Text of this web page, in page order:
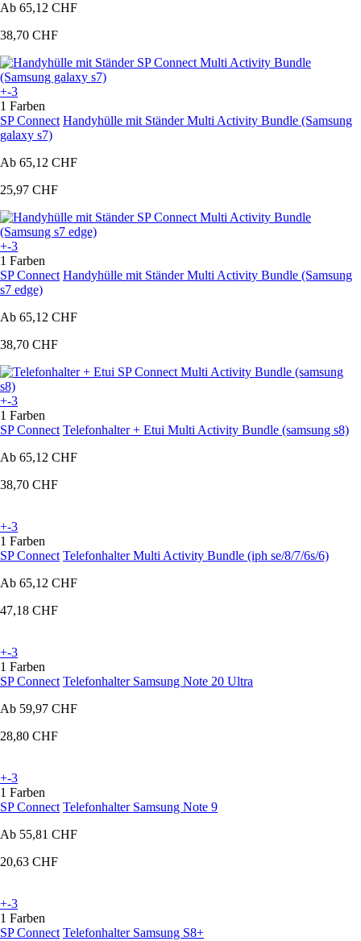
Ab 65,12 CHF
38,70 CHF
+-3
1 Farben
SP Connect Handyhülle mit Ständer Multi Activity Bundle (Samsung
galaxy s7)
Ab 65,12 CHF
25,97 CHF
+-3
1 Farben
SP Connect Handyhülle mit Ständer Multi Activity Bundle (Samsung
s7 edge)
Ab 65,12 CHF
38,70 CHF
+-3
1 Farben
SP Connect Telefonhalter + Etui Multi Activity Bundle (samsung s8)
Ab 65,12 CHF
38,70 CHF
+-3
1 Farben
SP Connect Telefonhalter Multi Activity Bundle (iph se/8/7/6s/6)
Ab 65,12 CHF
47,18 CHF
+-3
1 Farben
SP Connect Telefonhalter Samsung Note 20 Ultra
Ab 59,97 CHF
28,80 CHF
+-3
1 Farben
SP Connect Telefonhalter Samsung Note 9
Ab 55,81 CHF
20,63 CHF
+-3
1 Farben
SP Connect Telefonhalter Samsung S8+